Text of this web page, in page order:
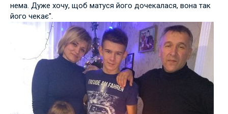
нема. Дуже хочу, щоб матуся його дочекалася, вона так
його чекає".